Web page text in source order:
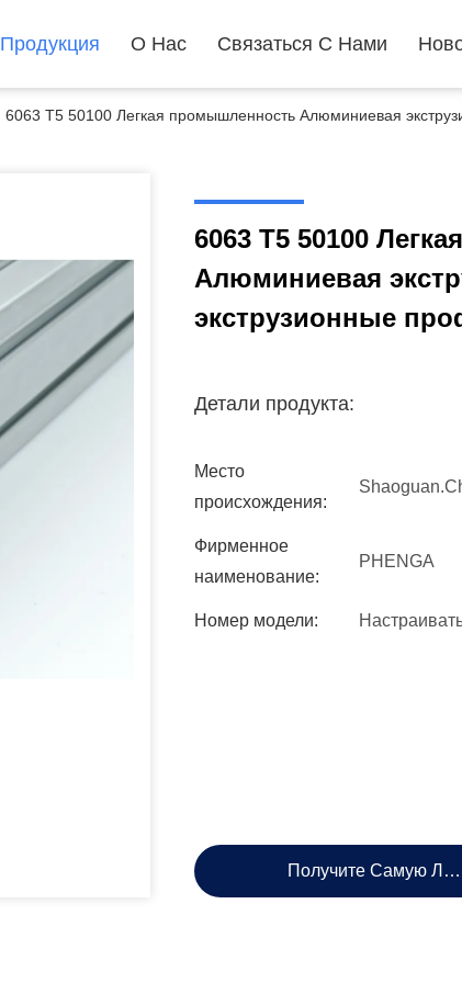
Продукция О Нас Связаться С Нами
6063 T5 50100 Легкая промышленность Алюминиевая
6063 T5 50100
Алюминиевая
экструзионные
Детали продукта:
Место
происхождения:
Фирменное
наименование:
PHENGA
Номер модели:
Получите Самую